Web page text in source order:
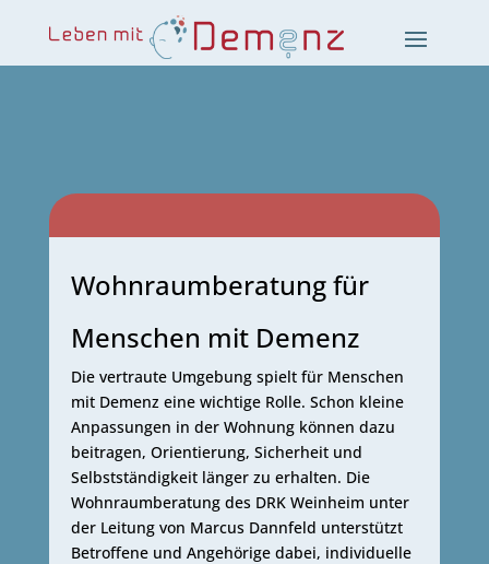
Your content goes here. Edit or remove this text inline or in
custom CSS to this text in the module Advanced settings.
Wohnraumberatung für
Menschen mit Demenz
Die vertraute Umgebung spielt für Menschen
mit Demenz eine wichtige Rolle. Schon kleine
Anpassungen in der Wohnung können dazu
beitragen, Orientierung, Sicherheit und
Selbstständigkeit länger zu erhalten. Die
Wohnraumberatung des DRK Weinheim unter
der Leitung von Marcus Dannfeld unterstützt
Betroffene und Angehörige dabei, individuelle